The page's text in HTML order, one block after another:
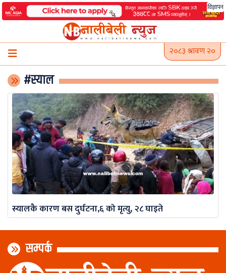
Skip
to
विज्ञापन
२०८३ श्रावण २०
#स्याल
स्यालकै कारण बस दुर्घटना,६ को मृत्यु, २८ घाइते
सम्पर्क